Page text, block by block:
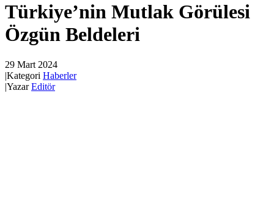
Türkiye’nin Mutlak Görülesi
Özgün Beldeleri
29 Mart 2024
|Kategori Haberler
|YazarEditör